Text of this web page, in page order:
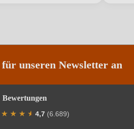
8,2 g/L
unseren Newsletter an
Bewertungen
★ ★ ★ ★
★ 4,7 (6.689)